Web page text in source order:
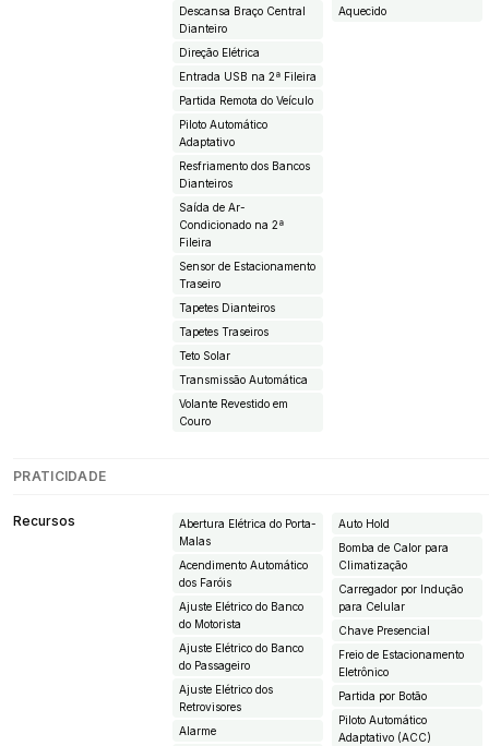
Descansa Braço Central
Dianteiro
Direção Elétrica
Entrada USB na 2ª Fileira
Partida Remota do Veículo
Piloto Automático
Adaptativo
Resfriamento dos Bancos
Dianteiros
Saída de Ar-
Condicionado na 2ª
Fileira
Sensor de Estacionamento
Traseiro
Tapetes Dianteiros
Tapetes Traseiros
Teto Solar
Transmissão Automática
Volante Revestido em
Couro
Aquecido
PRATICIDADE
Recursos
Abertura Elétrica do Porta-
Malas
Acendimento Automático
dos Faróis
Ajuste Elétrico do Banco
do Motorista
Ajuste Elétrico do Banco
do Passageiro
Ajuste Elétrico dos
Retrovisores
Alarme
Auto Hold
Bomba de Calor para
Climatização
Carregador por Indução
para Celular
Chave Presencial
Freio de Estacionamento
Eletrônico
Partida por Botão
Piloto Automático
Adaptativo (ACC)